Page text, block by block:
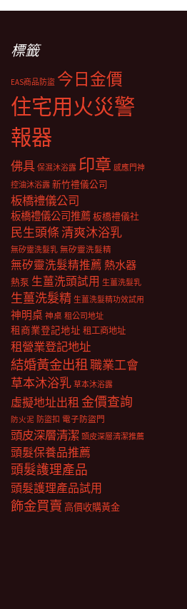
標籤
EAS商品防盜 今日金價
住宅用火災警
報器
佛具 保濕沐浴露 印章 感應門神
控油沐浴露 新竹禮儀公司
板橋禮儀公司
板橋禮儀公司推薦板橋禮儀社
民生頭條清爽沐浴乳
無矽靈洗髮乳 無矽靈洗髮精
無矽靈洗髮精推薦 熱水器
熱泵 生薑洗頭試用 生薑洗髮乳
生薑洗髮精 生薑洗髮精功效試用
神明桌 神桌 租公司地址
租商業登記地址 租工商地址
租營業登記地址
結婚黃金出租職業工會
草本沐浴乳 草本沐浴露
虛擬地址出租 金價查詢
防火泥 防盜扣 電子防盜門
頭皮深層清潔 頭皮深層清潔推薦
頭髮保養品推薦
頭髮護理產品
頭髮護理產品試用
飾金買賣 高價收購黃金